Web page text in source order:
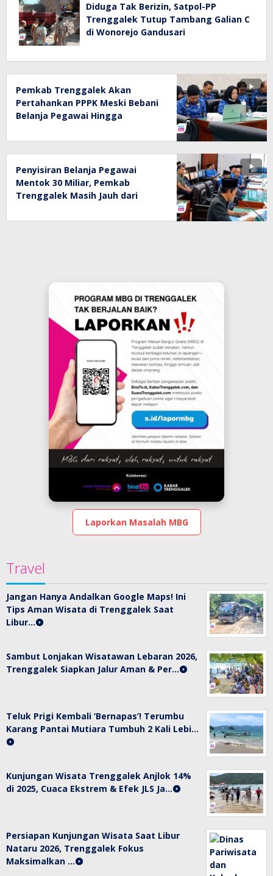
Diduga Tak Berizin, Satpol-PP
Trenggalek Tutup Tambang Galian C
di Wonorejo Gandusari
Pemkab Trenggalek Akan
Pertahankan PPPK Meski Bebani
Belanja Pegawai Hingga
Penyisiran Belanja Pegawai
Mentok 30 Miliar, Pemkab
Trenggalek Masih Jauh dari
Laporkan Masalah MBG
Travel
Jangan Hanya Andalkan Google Maps! Ini
Tips Aman Wisata di Trenggalek Saat
Libur…
Sambut Lonjakan Wisatawan Lebaran 2026,
Trenggalek Siapkan Jalur Aman & Per…
Teluk Prigi Kembali ‘Bernapas’! Terumbu
Karang Pantai Mutiara Tumbuh 2 Kali Lebi…
Kunjungan Wisata Trenggalek Anjlok 14%
di 2025, Cuaca Ekstrem & Efek JLS Ja…
Persiapan Kunjungan Wisata Saat Libur
Nataru 2026, Trenggalek Fokus
Maksimalkan …